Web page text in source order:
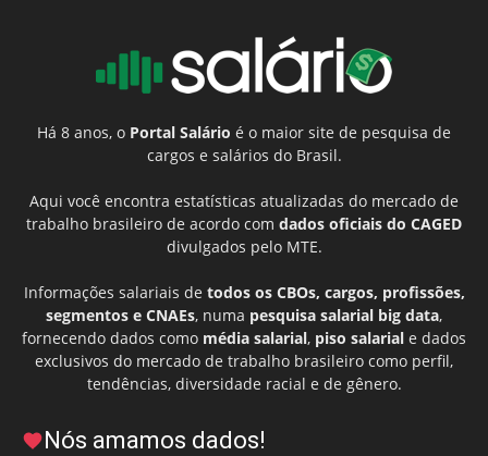
Há 8 anos, o Portal Salário é o maior site de pesquisa de
cargos e salários do Brasil.
Aqui você encontra estatísticas atualizadas do mercado de
trabalho brasileiro de acordo com dados oficiais do CAGED
divulgados pelo MTE.
Informações salariais de todos os CBOs, cargos, profissões,
segmentos e CNAEs, numa pesquisa salarial big data,
fornecendo dados como média salarial, piso salarial e dados
exclusivos do mercado de trabalho brasileiro como perfil,
tendências, diversidade racial e de gênero.
Nós amamos dados!